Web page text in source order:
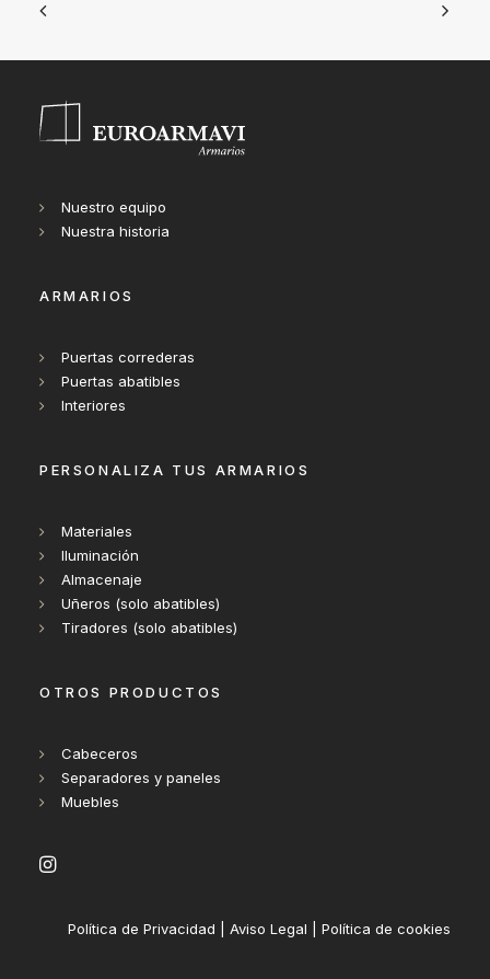
Nuestro equipo
Nuestra historia
ARMARIOS
Puertas correderas
Puertas abatibles
Interiores
PERSONALIZA TUS ARMARIOS
Materiales
Iluminación
Almacenaje
Uñeros (solo abatibles)
Tiradores (solo abatibles)
OTROS PRODUCTOS
Cabeceros
Separadores y paneles
Muebles
Política de Privacidad Aviso Legal Política de cookies